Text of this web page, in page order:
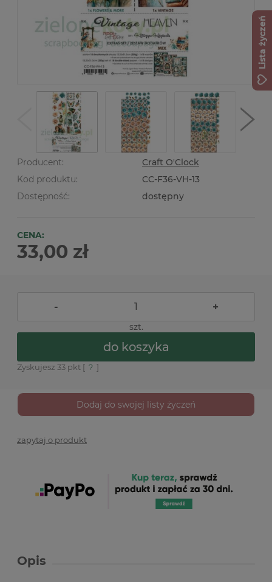
Producent:
Craft O'Clock
Kod produktu:
CC-F36-VH-13
Dostępność:
dostępny
CENA:
33,00 zł
- +
szt.
do koszyka
Zyskujesz 33 pkt [ ? ]
Dodaj do swojej listy życzeń
zapytaj o produkt
Opis
Lista życzeń